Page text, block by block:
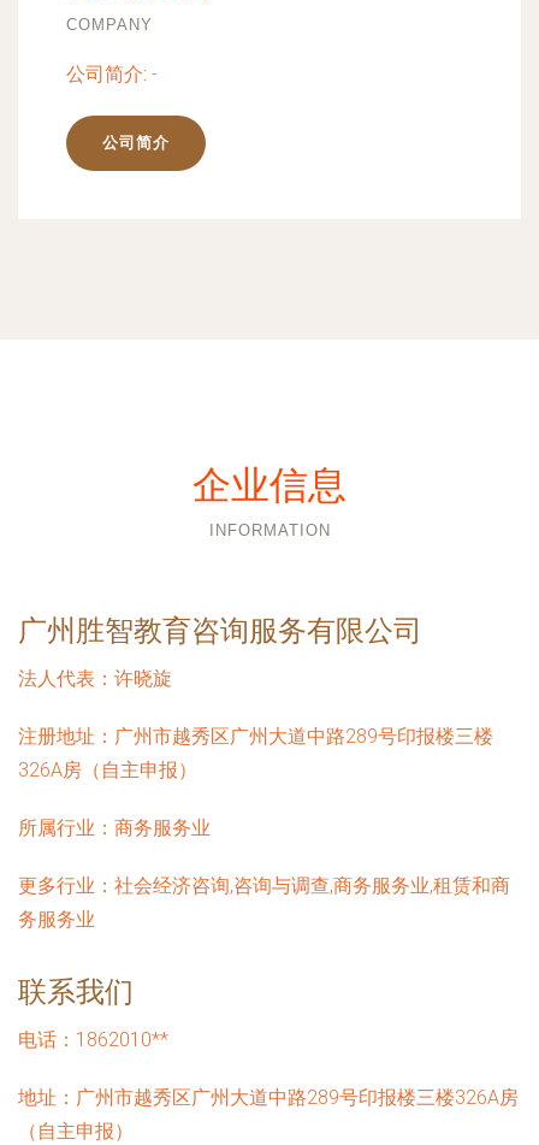
COMPANY
公司简介: -
公司简介
企业信息
INFORMATION
广州胜智教育咨询服务有限公司
法人代表： 许晓旋
注册地址： 广州市越秀区广州大道中路289号印报楼三楼
326A房（自主申报）
所属行业： 商务服务业
更多行业： 社会经济咨询,咨询与调查,商务服务业,租赁和商
务服务业
联系我们
电话：1862010**
地址：广州市越秀区广州大道中路289号印报楼三楼326A房
（自主申报）